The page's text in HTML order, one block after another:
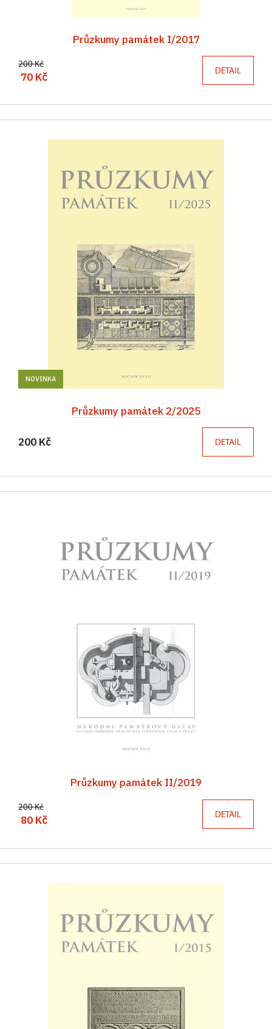
Průzkumy památek I/2017
200 Kč
70 Kč DETAIL
NOVINKA
Průzkumy památek 2/2025
200 Kč DETAIL
Průzkumy památek II/2019
200 Kč
80 Kč DETAIL